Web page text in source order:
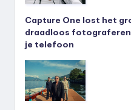
Capture One lost het
draadloos fotograferen
je telefoon